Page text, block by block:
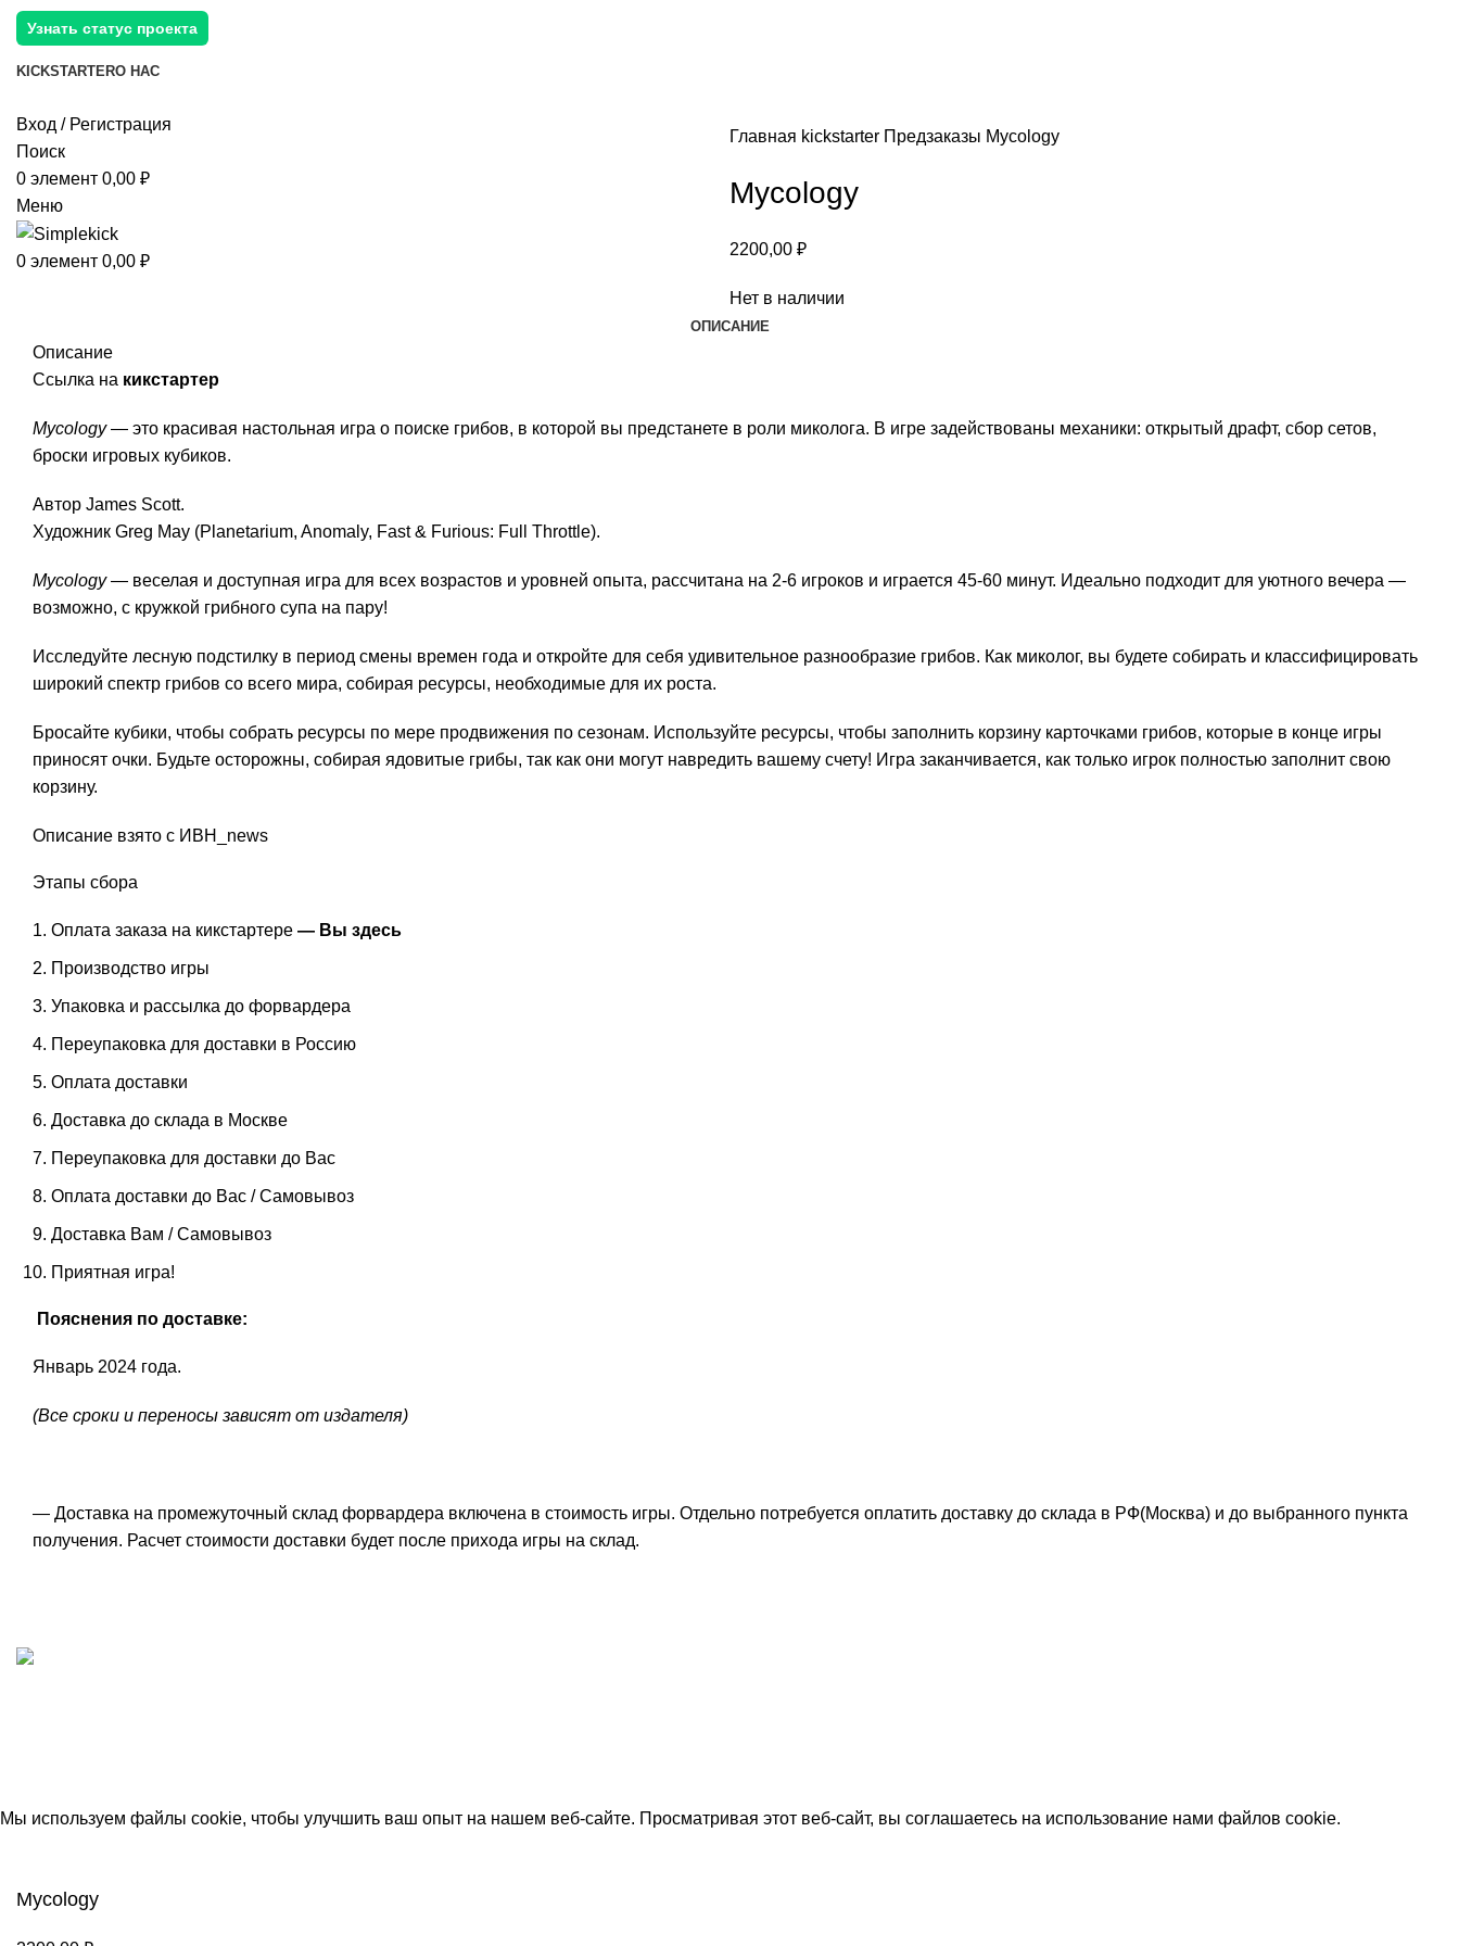
Узнать статус проекта
KICKSTARTERО НАС
Вход / Регистрация
Поиск
0 элемент 0,00 ₽
Меню
0 элемент 0,00 ₽
Главная kickstarter Предзаказы Mycology
Mycology
2200,00 ₽
Нет в наличии
ОПИСАНИЕ
Описание
Ссылка на кикстартер
Mycology— это красивая настольная игра о поиске грибов, в которой вы предстанете в роли миколога. В игре задействованы механики: открытый драфт, сбор сетов,
броски игровых кубиков.
Автор James Scott.
Художник Greg May (Planetarium, Anomaly, Fast & Furious: Full Throttle).
Mycology— веселая и доступная игра для всех возрастов и уровней опыта, рассчитана на 2-6 игроков и играется 45-60 минут. Идеально подходит для уютного вечера —
возможно, с кружкой грибного супа на пару!
Исследуйте лесную подстилку в период смены времен года и откройте для себя удивительное разнообразие грибов. Как миколог, вы будете собирать и классифицировать
широкий спектр грибов со всего мира, собирая ресурсы, необходимые для их роста.
Бросайте кубики, чтобы собрать ресурсы по мере продвижения по сезонам. Используйте ресурсы, чтобы заполнить корзину карточками грибов, которые в конце игры
приносят очки. Будьте осторожны, собирая ядовитые грибы, так как они могут навредить вашему счету! Игра заканчивается, как только игрок полностью заполнит свою
корзину.
Описание взято с ИВН_news
Этапы сбора
Оплата заказа на кикстартере — Вы здесь
Производство игры
Упаковка и рассылка до форвардера
Переупаковка для доставки в Россию
Оплата доставки
Доставка до склада в Москве
Переупаковка для доставки до Вас
Оплата доставки до Вас / Самовывоз
Доставка Вам / Самовывоз
Приятная игра!
Пояснения по доставке:
Январь 2024 года.
(Все сроки и переносы зависят от издателя)
— Доставка на промежуточный склад форвардера включена в стоимость игры. Отдельно потребуется оплатить доставку до склада в РФ(Москва) и до выбранного пункта
получения. Расчет стоимости доставки будет после прихода игры на склад.
Мы используем файлы cookie, чтобы улучшить ваш опыт на нашем веб-сайте. Просматривая этот веб-сайт, вы соглашаетесь на использование нами файлов cookie.
Mycology